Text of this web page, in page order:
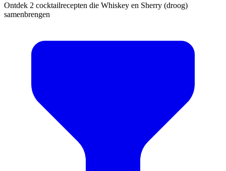
Ontdek 2 cocktailrecepten die Whiskey en Sherry (droog)
samenbrengen